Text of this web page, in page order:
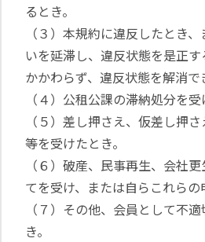
るとき。
（３）本規約に違反したとき
いを延滞し、違反状態を是正
かかわらず、違反状態を解消で
（４）公租公課の滞納処分を受
（５）差し押さえ、仮差し押
等を受けたとき。
（６）破産、民事再生、会社
てを受け、または自らこれらの
（７）その他、会員として不
き。